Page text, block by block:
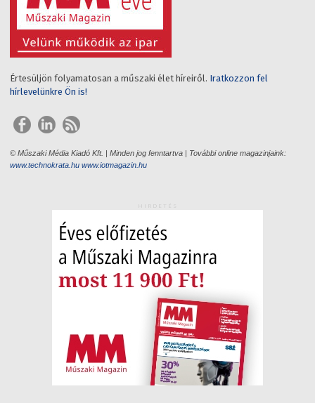
Értesüljön folyamatosan a műszaki élet híreiről. Iratkozzon fel
hírlevelünkre Ön is!
© Műszaki Média Kiadó Kft. | Minden jog fenntartva | További online magazinjaink:
www.technokrata.hu www.iotmagazin.hu
HIRDETÉS